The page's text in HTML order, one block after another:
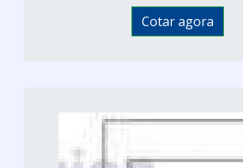
Cotar agora